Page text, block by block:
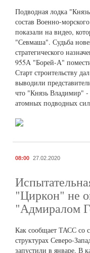
Подводная лодка
состав Военно-
показали на видео,
"Севмаша". Судьба
стратегического
955А "Борей-А"
Старт строительству
выводили
что "Князь Владимир" -
атомных подводных
08:00 27.02.2020
"Циркон" не
"Адмиралом
Как сообщает ТАСС со
структурах Северо-
запустили в январе. В